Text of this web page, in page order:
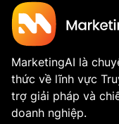
MarketingAI là
thức về lĩnh vực
trợ giải pháp và
doanh nghiệp.